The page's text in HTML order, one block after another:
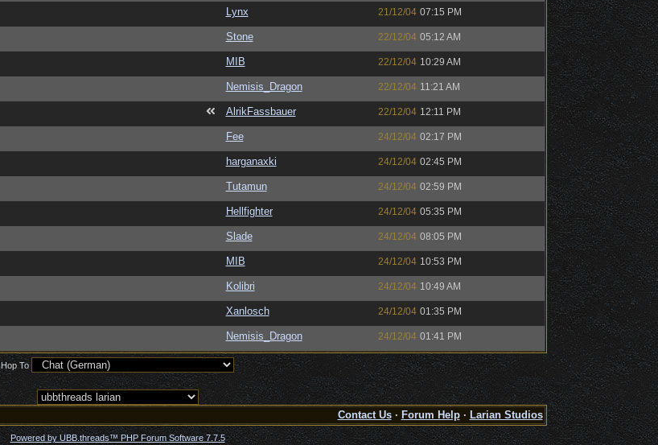
Lynx 21/12/04 07:15 PM
Stone 22/12/04 05:12 AM
MIB 22/12/04 10:29 AM
Nemisis_Dragon 22/12/04 11:21 AM
AlrikFassbauer 22/12/04 12:11 PM
Fee 24/12/04 02:17 PM
harganaxki 24/12/04 02:45 PM
Tutamun 24/12/04 02:59 PM
Hellfighter 24/12/04 05:35 PM
Slade 24/12/04 08:05 PM
MIB 24/12/04 10:53 PM
Kolibri 24/12/04 10:49 AM
Xanlosch 24/12/04 01:35 PM
Nemisis_Dragon 24/12/04 01:41 PM
Hop To
Contact Us· Forum Help· Larian Studios
Powered by UBB.threads™ PHP Forum Software 7.7.5